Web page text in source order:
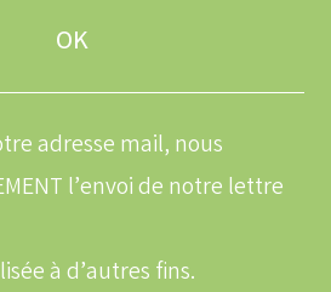
adresse mail, nous
l’envoi de notre lettre
à d’autres fins.